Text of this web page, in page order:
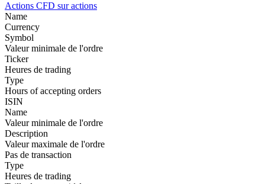
Actions CFD sur actions
Name
Currency
Symbol
Valeur minimale de l'ordre
Ticker
Heures de trading
Type
Hours of accepting orders
ISIN
Name
Valeur minimale de l'ordre
Description
Valeur maximale de l'ordre
Pas de transaction
Type
Heures de trading